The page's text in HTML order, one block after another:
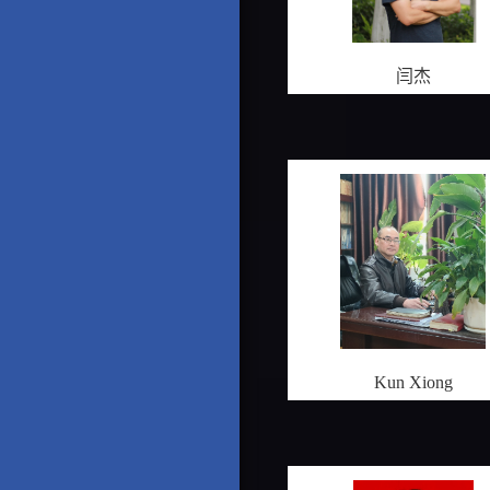
闫杰
Kun Xiong